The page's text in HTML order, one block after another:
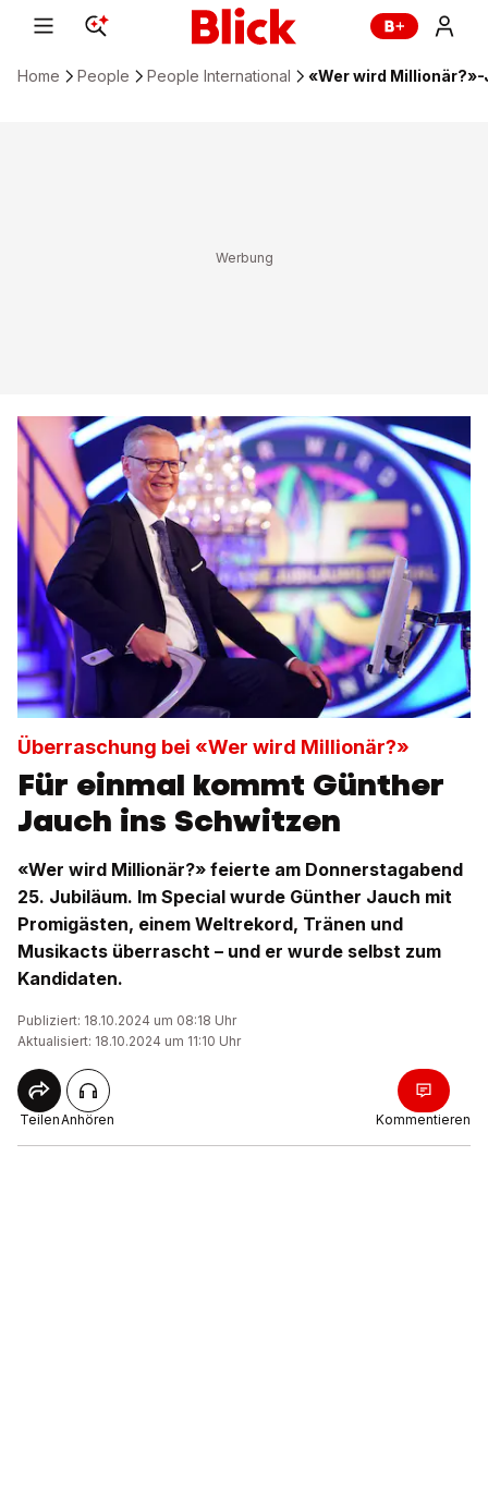
Home People People International «Wer wird
Überraschung bei «Wer wird Millionär?»
Für einmal kommt Günther
Jauch ins Schwitzen
«Wer wird Millionär?» feierte am Donnerstagabend
25. Jubiläum. Im Special wurde Günther Jauch mit
Promigästen, einem Weltrekord, Tränen und
Musikacts überrascht – und er wurde selbst zum
Kandidaten.
Publiziert: 18.10.2024 um 08:18 Uhr
Aktualisiert: 18.10.2024 um 11:10 Uhr
TeilenAnhören Kommentieren